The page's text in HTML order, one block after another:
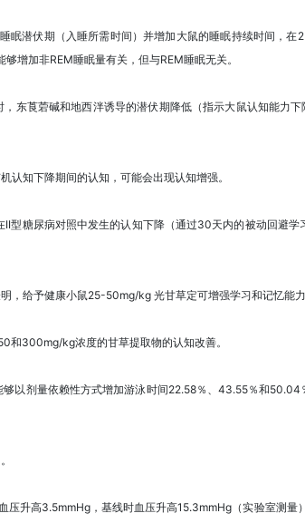
潜伏期（入睡所需时间）并增加大鼠的睡眠持续时间，
增加非REM睡眠量有关，但与REM睡眠无关。
东莨菪碱和地西泮诱导的潜伏期降低（指示大鼠认知能力
认知下降期间的认知，可能会出现认知增强。
糖尿病对照中发生的认知下降（通过30天内的被动回避
，给予健康小鼠25-50mg/kg 光甘草定可增强学习和记忆能力
和300mg/kg浓度的甘草提取物的认知改善。
以剂量依赖性方式增加游泳时间22.58％、43.55％和
升高3.5mmHg，基线时血压升高15.3mmHg（实验室测量